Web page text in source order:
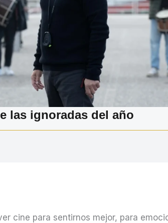
las ignoradas del año
cine para sentirnos mejor, para